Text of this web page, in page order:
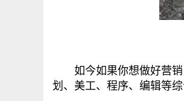
如今如果你想做好营销
划、美工、程序、编辑等综